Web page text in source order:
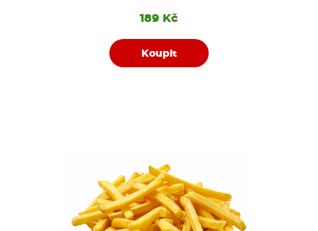
189 Kč
Koupit